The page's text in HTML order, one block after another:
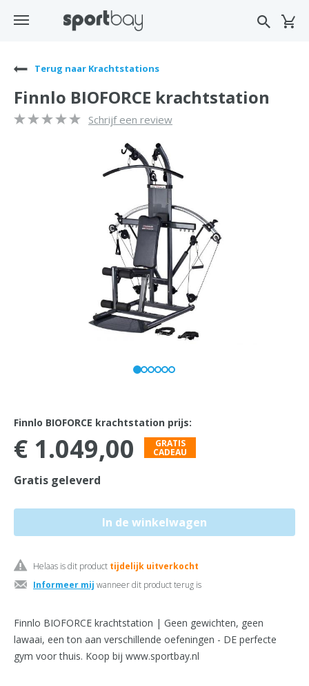
Terug naar Krachtstations
Finnlo BIOFORCE krachtstation
Schrijf een review
Finnlo BIOFORCE krachtstation prijs:
€ 1.049,00 GRATIS
CADEAU
Gratis geleverd
Helaas is dit product tijdelijk uitverkocht
Informeer mij wanneer dit product terug is
Finnlo BIOFORCE krachtstation | Geen gewichten, geen
lawaai, een ton aan verschillende oefeningen - DE perfecte
gym voor thuis. Koop bij www.sportbay.nl